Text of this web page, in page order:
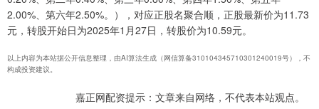
2.00%、第六年2.50%。），对应正股名聚合顺，正股最新价为11.73
元，转股开始日为2025年1月27日，转股价为10.59元。
以上内容为本站据公开信息整理，由AI算法生成（网信算备310104345710301240019号），不
构成投资建议。
嘉正网配资提示：文章来自网络，不代表本站观点。